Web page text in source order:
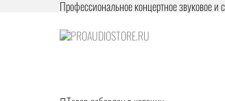
Профессиональное концертное звуковое